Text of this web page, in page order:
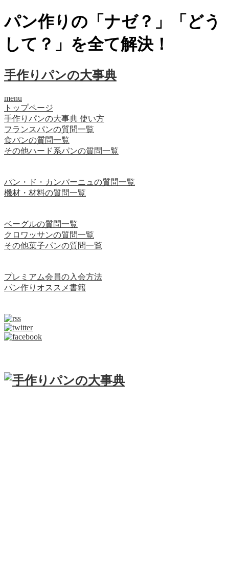
パン作りの「ナゼ？」「どう
して？」を全て解決！
手作りパンの大事典
menu
トップページ
手作りパンの大事典 使い方
フランスパンの質問一覧
食パンの質問一覧
その他ハード系パンの質問一覧
パン・ド・カンパーニュの質問一覧
機材・材料の質問一覧
ベーグルの質問一覧
クロワッサンの質問一覧
その他菓子パンの質問一覧
プレミアム会員の入会方法
パン作りオススメ書籍